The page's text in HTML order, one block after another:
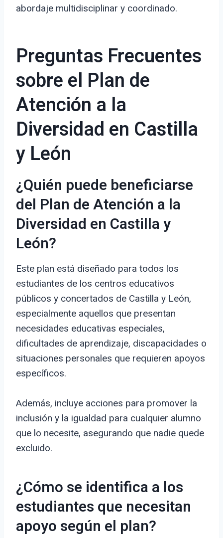
abordaje multidisciplinar y coordinado.
Preguntas Frecuentes
sobre el Plan de
Atención a la
Diversidad en Castilla
y León
¿Quién puede beneficiarse
del Plan de Atención a la
Diversidad en Castilla y
León?
Este plan está diseñado para todos los
estudiantes de los centros educativos
públicos y concertados de Castilla y León,
especialmente aquellos que presentan
necesidades educativas especiales,
dificultades de aprendizaje, discapacidades o
situaciones personales que requieren apoyos
específicos.
Además, incluye acciones para promover la
inclusión y la igualdad para cualquier alumno
que lo necesite, asegurando que nadie quede
excluido.
¿Cómo se identifica a los
estudiantes que necesitan
apoyo según el plan?